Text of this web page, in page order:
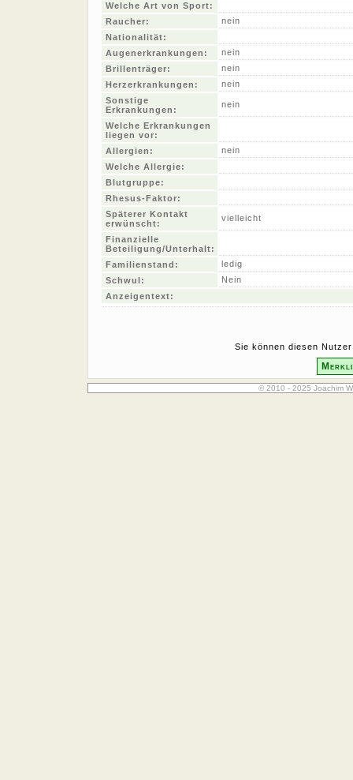
Welche Art von Sport:
Raucher:
nein
Nationalität:
Augenerkrankungen:
nein
Brillenträger:
nein
Herzerkrankungen:
nein
Sonstige
Erkrankungen:
nein
Welche Erkrankungen
liegen vor:
Allergien:
nein
Welche Allergie:
Blutgruppe:
Rhesus-Faktor:
Späterer Kontakt
erwünscht:
vielleicht
Finanzielle
Beteiligung/Unterhalt:
Familienstand:
ledig
Schwul:
Nein
Anzeigentext:
Sie können diesen
© 2010 - 2025 Joachim